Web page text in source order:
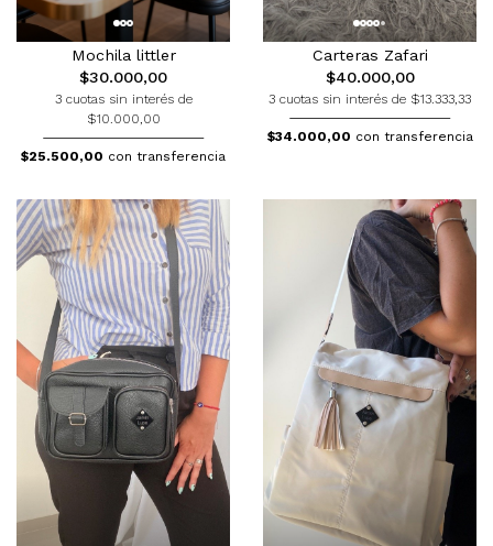
Mochila littler
$30.000,00
3 cuotas sin interés de
$10.000,00
$25.500,00 con transferencia
Carteras Zafari
$40.000,00
3 cuotas sin interés de $13.333,33
$34.000,00 con transferencia